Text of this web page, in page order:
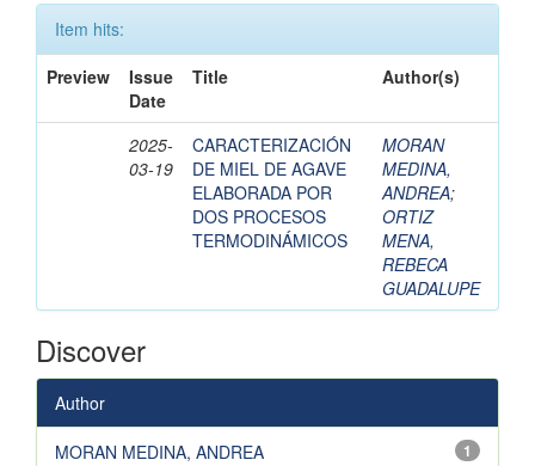
Item hits:
Preview
Issue
Date
Title Author(s)
2025-
03-19
CARACTERIZACIÓN
DE MIEL DE AGAVE
ELABORADA POR
DOS PROCESOS
TERMODINÁMICOS
MORAN
MEDINA,
ANDREA;
ORTIZ
MENA,
REBECA
GUADALUPE
Discover
Author
1
MORAN MEDINA, ANDREA